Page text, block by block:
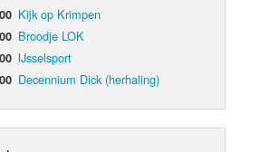
Kijk op Krimpen
Broodje LOK
IJsselsport
Decennium Dick (herhaling)